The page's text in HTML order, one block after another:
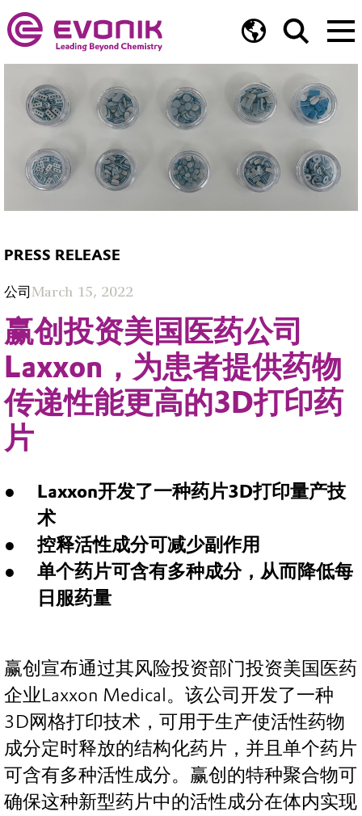
PRESS RELEASE
公司 March 15, 2022
赢创投资美国医药公司
Laxxon，为患者提供药物
传递性能更高的3D打印药
片
Laxxon开发了一种药片3D打印量产技
术
控释活性成分可减少副作用
单个药片可含有多种成分，从而降低每
日服药量
赢创宣布通过其风险投资部门投资美国医药
企业Laxxon Medical。该公司开发了一种
3D网格打印技术，可用于生产使活性药物
成分定时释放的结构化药片，并且单个药片
可含有多种活性成分。赢创的特种聚合物可
确保这种新型药片中的活性成分在体内实现